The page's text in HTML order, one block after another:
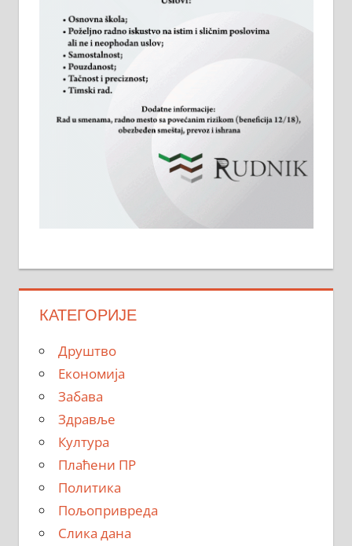
КАТЕГОРИЈЕ
Друштво
Економија
Забава
Здравље
Култура
Плаћени ПР
Политика
Пољопривреда
Слика дана